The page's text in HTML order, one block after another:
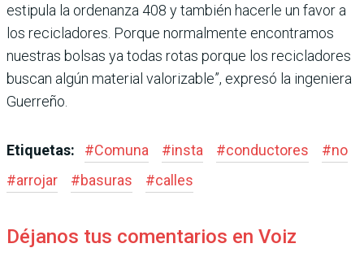
estipula la ordenanza 408 y también hacerle un favor a
los recicla­dores. Porque normalmente encontramos
nuestras bolsas ya todas rotas porque los reci­cladores
buscan algún mate­rial valorizable”, expresó la ingeniera
Guerreño.
Etiquetas: #Comuna #insta #conductores #no
#arrojar #basuras #calles
Déjanos tus comentarios en Voiz